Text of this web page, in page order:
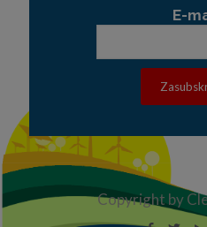
E-
Copyright by